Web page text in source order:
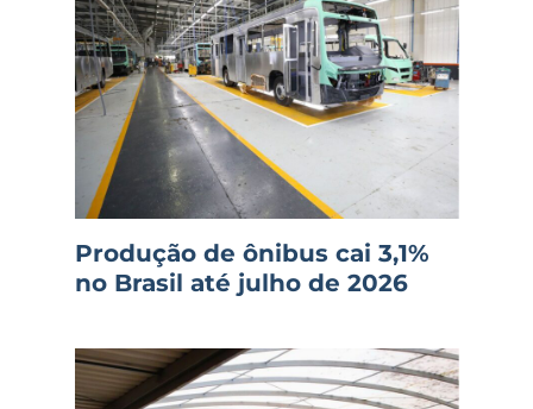
Produção de ônibus cai 3,1%
no Brasil até julho de 2026